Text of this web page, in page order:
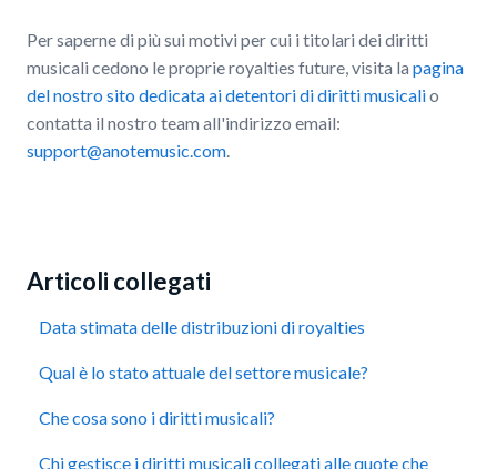
Per saperne di più sui motivi per cui i titolari dei diritti
musicali cedono le proprie royalties future, visita la pagina
del nostro sito dedicata ai detentori di diritti musicalio
contatta il nostro team all'indirizzo email:
support@anotemusic.com.
Articoli collegati
Data stimata delle distribuzioni di royalties
Qual è lo stato attuale del settore musicale?
Che cosa sono i diritti musicali?
Chi gestisce i diritti musicali collegati alle quote che